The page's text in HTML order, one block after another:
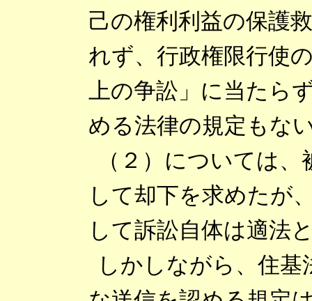
己の権利利益の保護
れず、行政権限行使
上の争訟」に当たら
める法律の規定もな
（２）については
して却下を求めたが
して訴訟自体は適法
しかしながら、住